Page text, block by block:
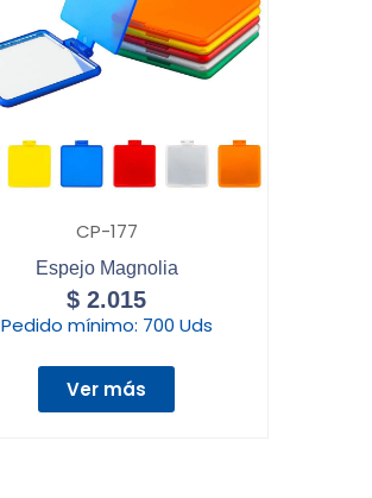
CP-177
Espejo Magnolia
$ 2.015
Pedido mínimo: 700 Uds
Ver más